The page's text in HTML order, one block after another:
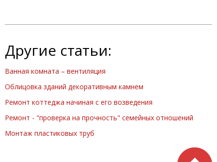
Другие статьи:
Ванная комната – вентиляция
Облицовка зданий декоративным камнем
Ремонт коттеджа начиная с его возведения
Ремонт - "проверка на прочность" семейных отношений
Монтаж пластиковых труб